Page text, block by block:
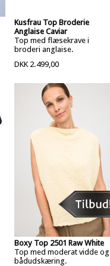
Kusfrau Top Broderie
Anglaise Caviar
Top med flæsekrave i
broderi anglaise.
DKK 2.499,00
Boxy Top 2501 Raw White
Top med moderat vidde og
bådudskæring.